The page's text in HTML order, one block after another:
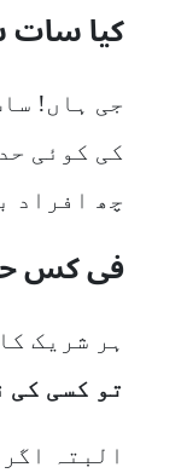
کیا سات
جی ہاں!
کی کوئی
چھ افراد
فی کس
ہر شریک
تو کسی کی
البتہ